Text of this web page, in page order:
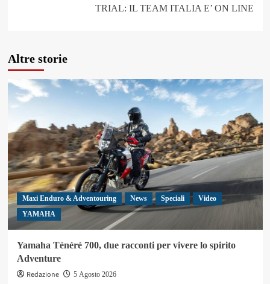
TRIAL: IL TEAM ITALIA E’ ON LINE
Altre storie
Maxi Enduro & Adventouring News Speciali
Video
YAMAHA
Yamaha Ténéré 700, due racconti per vivere lo spirito
Adventure
Redazione
5 Agosto 2026